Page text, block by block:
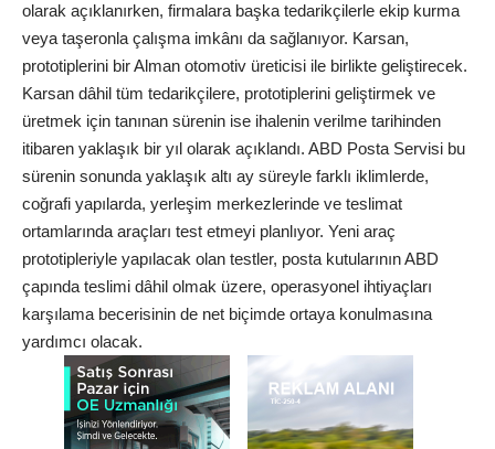
olarak açıklanırken, firmalara başka tedarikçilerle ekip kurma
veya taşeronla çalışma imkânı da sağlanıyor. Karsan,
prototiplerini bir Alman otomotiv üreticisi ile birlikte geliştirecek.
Karsan dâhil tüm tedarikçilere, prototiplerini geliştirmek ve
üretmek için tanınan sürenin ise ihalenin verilme tarihinden
itibaren yaklaşık bir yıl olarak açıklandı. ABD Posta Servisi bu
sürenin sonunda yaklaşık altı ay süreyle farklı iklimlerde,
coğrafi yapılarda, yerleşim merkezlerinde ve teslimat
ortamlarında araçları test etmeyi planlıyor. Yeni araç
prototipleriyle yapılacak olan testler, posta kutularının ABD
çapında teslimi dâhil olmak üzere, operasyonel ihtiyaçları
karşılama becerisinin de net biçimde ortaya konulmasına
yardımcı olacak.